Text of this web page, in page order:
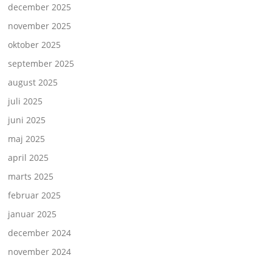
december 2025
november 2025
oktober 2025
september 2025
august 2025
juli 2025
juni 2025
maj 2025
april 2025
marts 2025
februar 2025
januar 2025
december 2024
november 2024